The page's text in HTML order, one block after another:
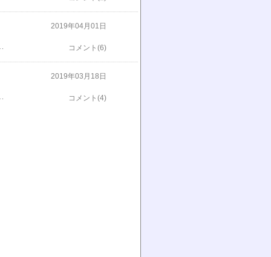
2019年04月01日
コメント(6)
2019年03月18日
コメント(4)